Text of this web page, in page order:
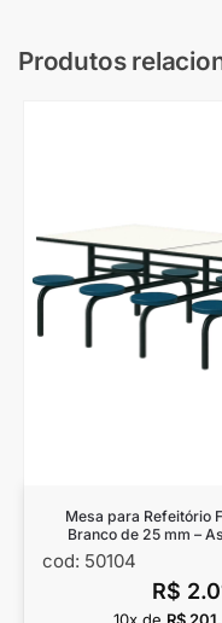
Produtos
Mesa para Refeitório
Branco de 25 mm –
cod: 50104
R$